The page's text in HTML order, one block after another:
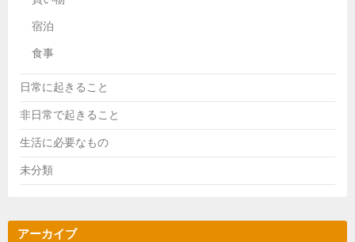
宿泊
食事
日常に起きること
非日常で起きること
生活に必要なもの
未分類
アーカイブ